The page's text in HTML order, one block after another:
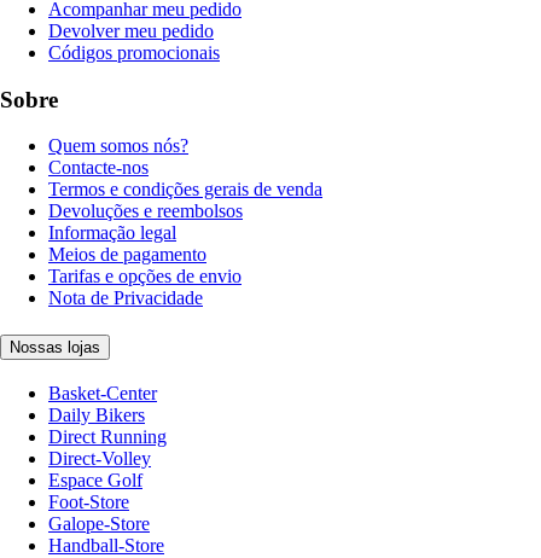
Acompanhar meu pedido
Devolver meu pedido
Códigos promocionais
Sobre
Quem somos nós?
Contacte-nos
Termos e condições gerais de venda
Devoluções e reembolsos
Informação legal
Meios de pagamento
Tarifas e opções de envio
Nota de Privacidade
Nossas lojas
Basket-Center
Daily Bikers
Direct Running
Direct-Volley
Espace Golf
Foot-Store
Galope-Store
Handball-Store